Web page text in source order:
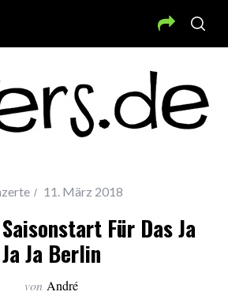
11. März 2018
Für Das Ja
Ja Ja Berlin
von André